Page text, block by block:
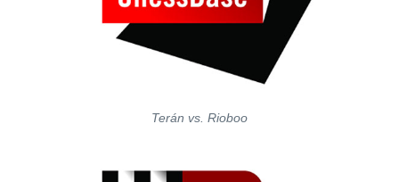
Terán vs. Rioboo